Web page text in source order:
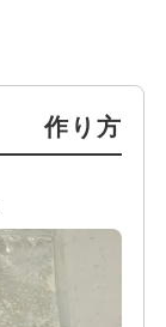
作り方